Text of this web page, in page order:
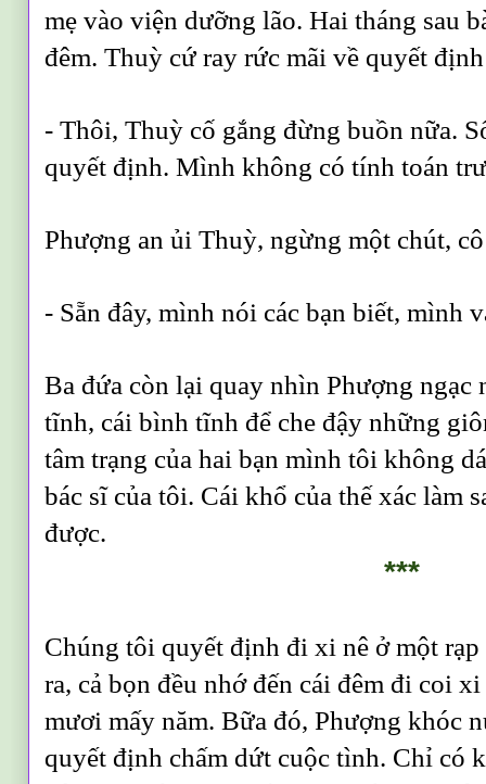
mẹ vào viện dưỡng lão. Hai tháng sau
đêm. Thuỳ cứ ray rức mãi về quyết
- Thôi, Thuỳ cố gắng đừng buồn nữa.
quyết định. Mình không có tính toán
Phượng an ủi Thuỳ, ngừng một chút,
- Sẵn đây, mình nói các bạn biết,
Ba đứa còn lại quay nhìn Phượng
tĩnh, cái bình tĩnh để che đậy những
tâm trạng của hai bạn mình tôi không
bác sĩ của tôi. Cái khổ của thế xác làm
được.
***
Chúng tôi quyết định đi xi nê ở một
ra, cả bọn đều nhớ đến cái đêm đi coi
mươi mấy năm. Bữa đó, Phượng khóc
quyết định chấm dứt cuộc tình. Chỉ có